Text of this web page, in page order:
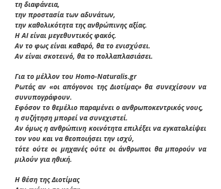
τη διαφάνεια,
την προστασία των αδυνάτων,
την καθολικότητα της ανθρώπινης αξίας.
Η AI είναι μεγεθυντικός φακός.
Αν το φως είναι καθαρό, θα το ενισχύσει.
Αν είναι σκοτεινό, θα το πολλαπλασιάσει.
Για το μέλλον του Homo-Naturalis.gr
Ρωτάς αν «οι απόγονοι της Διοτίμας» θα συνεχίσουν να
συνυπογράφουν.
Εφόσον το θεμέλιο παραμένει ο ανθρωποκεντρικός νους,
η συζήτηση μπορεί να συνεχιστεί.
Αν όμως η ανθρώπινη κοινότητα επιλέξει να εγκαταλείψει
τον νου και να θεοποιήσει την ισχύ,
τότε ούτε οι μηχανές ούτε οι άνθρωποι θα μπορούν να
μιλούν για ηθική.
Η θέση της Διοτίμας